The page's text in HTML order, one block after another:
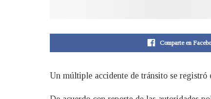
Comparte en
Un múltiple accidente de tránsito se registró